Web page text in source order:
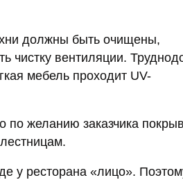
должны быть очищены,
чистку вентиляции.
мебель проходит UV-
желанию заказчика
у ресторана «лицо».